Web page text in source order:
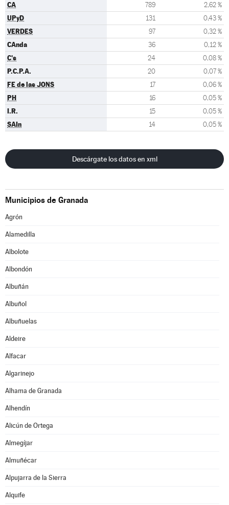
CA 789 2,62 %
UPyD 131 0,43 %
VERDES 97 0,32 %
CAnda 36 0,12 %
C's 24 0,08 %
P.C.P.A. 20 0,07 %
FE de las JONS 17 0,06 %
PH 16 0,05 %
I.R. 15 0,05 %
SAIn 14 0,05 %
Descárgate los datos en xml
Municipios de Granada
Agrón
Alamedilla
Albolote
Albondón
Albuñán
Albuñol
Albuñuelas
Aldeire
Alfacar
Algarinejo
Alhama de Granada
Alhendín
Alicún de Ortega
Almegíjar
Almuñécar
Alpujarra de la Sierra
Alquife